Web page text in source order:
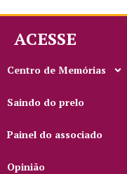
ACESSE
Centro de Memórias
Saindo do prelo
Painel do associado
Opinião